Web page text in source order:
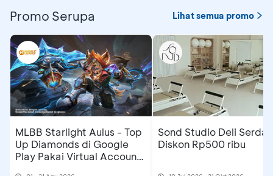
Promo Serupa Lihat semua promo
MLBB Starlight Aulus - Top
Up Diamonds di Google
Play Pakai Virtual Account
Sond Studio Deli
Diskon Rp500 ribu